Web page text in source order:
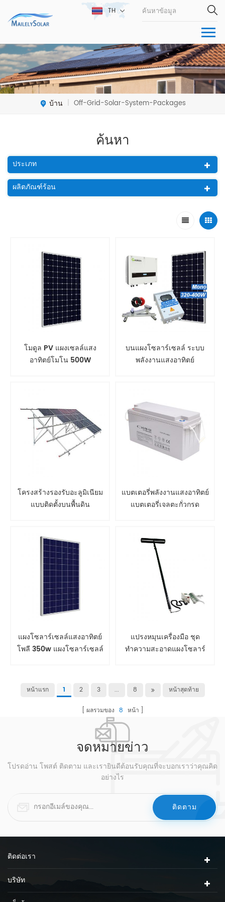
TH
บ้าน | Off-Grid-Solar-System-Packages
ค้นหา
ประเภท
ผลิตภัณฑ์ร้อน
โมดูล PV แผงเซลล์แสง
อาทิตย์โมโน 500W
บนแผงโซลาร์เซลล์ ระบบ
พลังงานแสงอาทิตย์
โครงสร้างรองรับอะลูมิเนียม
แบบติดตั้งบนพื้นดิน
แบตเตอรี่พลังงานแสงอาทิตย์
แบตเตอรี่เจลตะกั่วกรด
แผงโซลาร์เซลล์แสงอาทิตย์
โพลี 350w แผงโซลาร์เซลล์
แปรงหมุนเครื่องมือ ชุด
ทำความสะอาดแผงโซลาร์
หน้าแรก 1 2 3 ... 8 หน้าสุดท้าย
ผลรวมของ 8 หน้า
จดหมายข่าว
โปรดอ่าน โพสต์ ติดตาม และเรายินดีต้อนรับคุณที่จะบอกเราว่าคุณคิด
อย่างไร
ติดต่อเรา
บริษัท